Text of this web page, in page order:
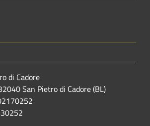
di Cadore
San Pietro di Cadore (BL)